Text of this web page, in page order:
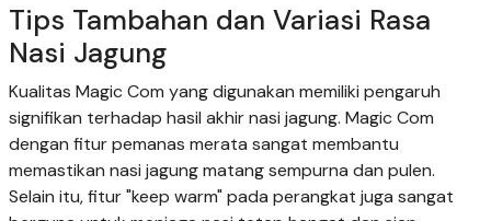
Tips Tambahan dan Variasi Rasa
Nasi Jagung
Kualitas Magic Com yang digunakan memiliki pengaruh
signifikan terhadap hasil akhir nasi jagung. Magic Com
dengan fitur pemanas merata sangat membantu
memastikan nasi jagung matang sempurna dan pulen.
Selain itu, fitur "keep warm" pada perangkat juga sangat